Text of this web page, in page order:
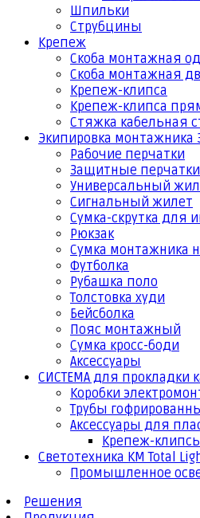
Шпильки
Струбцины
Крепеж
Скоба монтажная
Скоба монтажная
Крепеж-клипса
Крепеж-клипса
Стяжка кабельная
Экипировка монтажника
Рабочие перчатки
Защитные перчатки
Универсальный
Сигнальный жилет
Сумка-скрутка для
Рюкзак
Сумка монтажника
Футболка
Рубашка поло
Толстовка худи
Бейсболка
Пояс монтажный
Сумка кросс-боди
Аксессуары
СИСТЕМА для прокладки
Коробки
Трубы
Аксессуары для
Крепеж-
Светотехника КМ Total
Промышленное
Решения